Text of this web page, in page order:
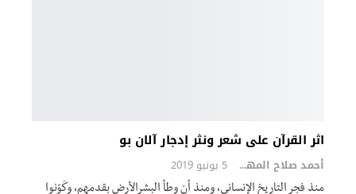
اثر القرآن على شعر ونثر إدجار آلان بو
أحمد صلاح المهدي 5 يونيو 2019
منذ فجر التاريخ الإنساني، ومنذ أن وطأ البشرالأرض بقدمهم، وكَوّنوا